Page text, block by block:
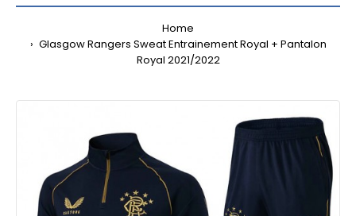
Home
Glasgow Rangers Sweat Entrainement Royal + Pantalon
Royal 2021/2022